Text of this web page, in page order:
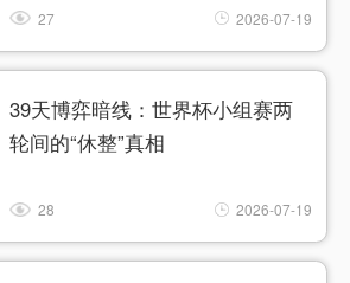
27 2026-07-19
39天博弈暗线：世界杯小组赛两
轮间的“休整”真相
28 2026-07-19